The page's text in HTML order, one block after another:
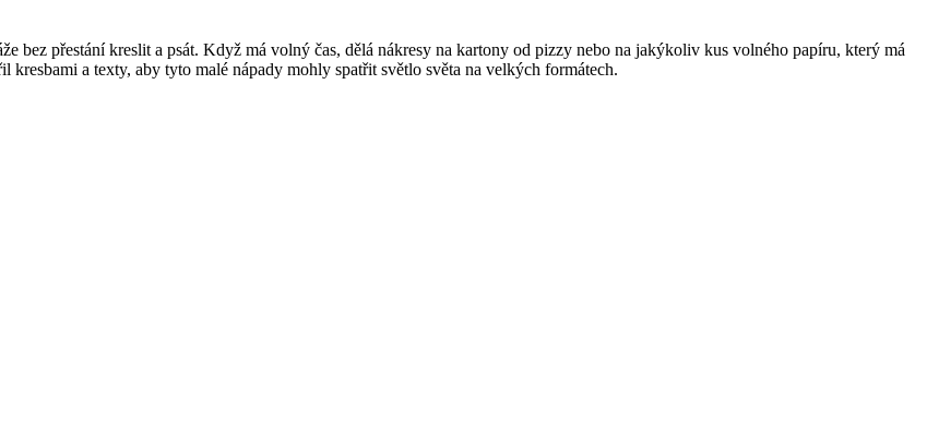
bez přestání kreslit a psát. Když má volný čas, dělá nákresy na kartony od pizzy nebo na jakýkoliv kus volného papíru, který má
a texty, aby tyto malé nápady mohly spatřit světlo světa na velkých formátech.